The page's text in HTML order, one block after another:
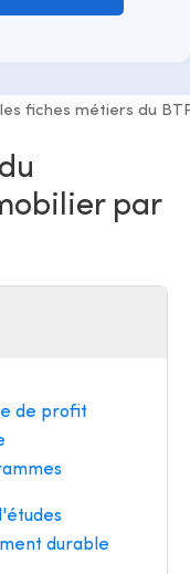
fiches métiers du
par
de profit
durable